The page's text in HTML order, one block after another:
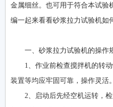
金属细丝。也可用于符合本试验
编一起来看看砂浆拉力试验机如
一、砂浆拉力试验机的操作
1、作业前检查搅拌机的转
装置等均应牢固可靠，操作灵活。
2、启动后先经空机运转，